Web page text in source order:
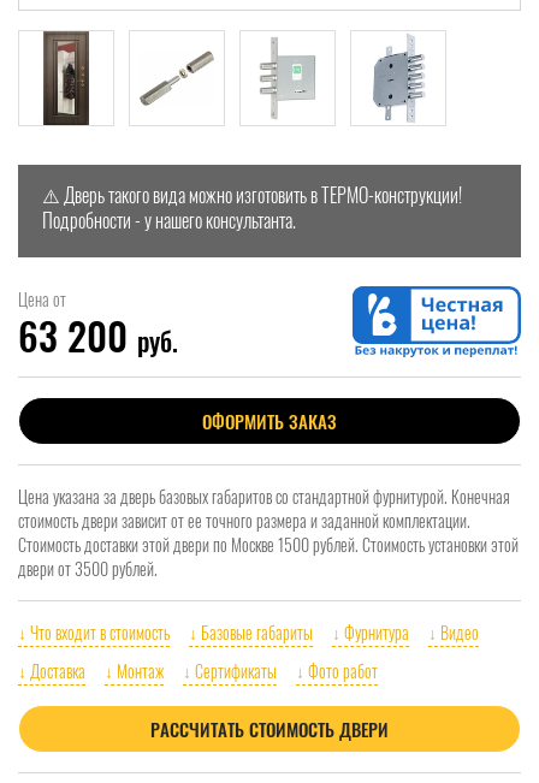
⚠️ Дверь такого вида можно изготовить в ТЕРМО-конструкции!
Подробности - у нашего консультанта.
Цена от
63 200 руб.
ОФОРМИТЬ ЗАКАЗ
Цена указана за дверь базовых габаритов со стандартной фурнитурой. Конечная
стоимость двери зависит от ее точного размера и заданной комплектации.
Стоимость доставки этой двери по Москве 1500 рублей. Стоимость установки этой
двери от 3500 рублей.
↓ Что входит в стоимость ↓ Базовые габариты ↓ Фурнитура
↓ Видео
↓ Доставка
↓ Монтаж ↓ Сертификаты ↓ Фото работ
РАССЧИТАТЬ СТОИМОСТЬ ДВЕРИ